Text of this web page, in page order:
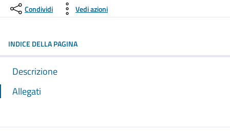
Condividi Vedi azioni
INDICE DELLA PAGINA
Descrizione
Allegati